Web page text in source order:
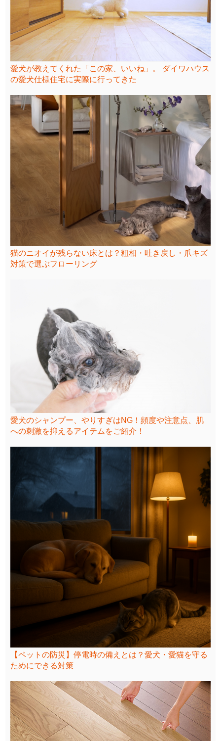
愛犬が教えてくれた「この家、いいね」。 ダイワハウス
の愛犬仕様住宅に実際に行ってきた
猫のニオイが残らない床とは？粗相・吐き戻し・爪キズ
対策で選ぶフローリング
愛犬のシャンプー、やりすぎはNG！頻度や注意点、肌
への刺激を抑えるアイテムをご紹介！
【ペットの防災】停電時の備えとは？愛犬・愛猫を守る
ためにできる対策